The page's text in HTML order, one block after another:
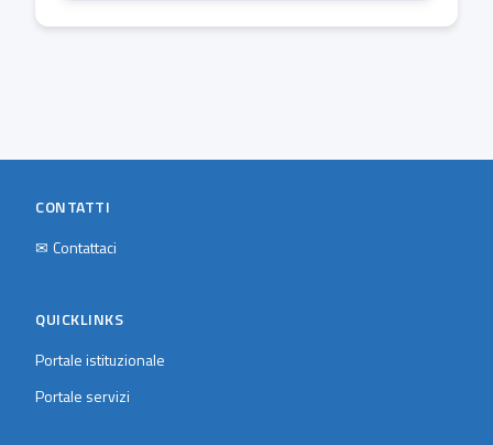
CONTATTI
✉ Contattaci
QUICKLINKS
Portale istituzionale
Portale servizi